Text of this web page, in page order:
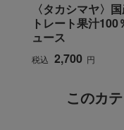
〈タカシマヤ〉
トレート果汁100
ュース
税込 2,700 円
このカ